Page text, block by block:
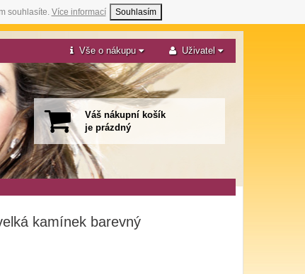
souhlasíte. Více informací Souhlasím
Vše o nákupu Uživatel
Váš nákupní košík
je prázdný
kamínek barevný